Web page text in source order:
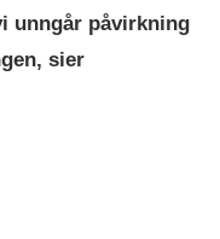
unngår påvirkning
sier